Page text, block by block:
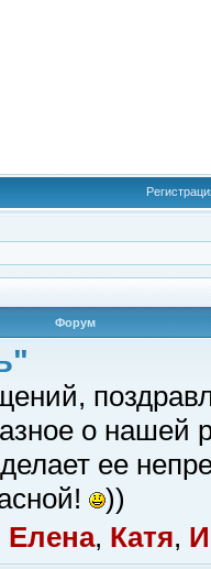
Форум
о нашей
ее
))
Елена, Катя,